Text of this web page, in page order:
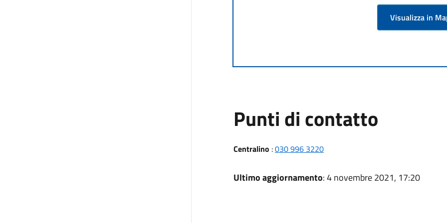
Visualizza in
Punti di contatto
Centralino :030 996 3220
Ultimo aggiornamento: 4 novembre 2021, 17:20